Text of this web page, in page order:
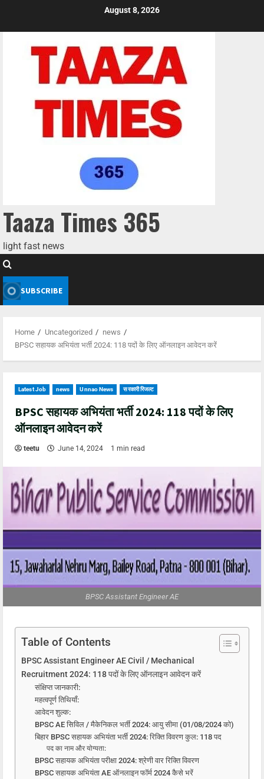
August 8, 2026
Taaza Times 365
light fast news
SUBSCRIBE
Home Uncategorized
news
BPSC सहायक अभियंता भर्ती 2024: 118 पदों के लिए ऑनलाइन आवेदन करें
Latest Job news Unnao News सरकारी रिजल्ट
BPSC सहायक अभियंता भर्ती 2024: 118 पदों के लिए
ऑनलाइन आवेदन करें
teetu June 14, 2024 1 min read
BPSC Assistant Engineer AE
Table of Contents
BPSC Assistant Engineer AE Civil / Mechanical
Recruitment 2024: 118 पदों के लिए ऑनलाइन आवेदन करें
संक्षिप्त जानकारी:
महत्वपूर्ण तिथियाँ:
आवेदन शुल्क:
BPSC AE सिविल / मैकेनिकल भर्ती 2024: आयु सीमा (01/08/2024 को)
बिहार BPSC सहायक अभियंता भर्ती 2024: रिक्ति विवरण कुल: 118 पद
पद का नाम और योग्यता:
BPSC सहायक अभियंता परीक्षा 2024: श्रेणी वार रिक्ति विवरण
BPSC सहायक अभियंता AE ऑनलाइन फॉर्म 2024 कैसे भरें